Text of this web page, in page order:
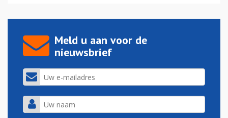
Meld u aan voor de
nieuwsbrief